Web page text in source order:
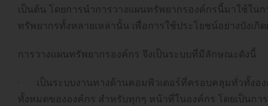
เป็นต้น โดยการนำการวางแผนทรัพยากรองค์กรนี้มาใช้ใ
ทรัพยากรทั้งหลายเหล่านั้น เพื่อการใช้ประโยชน์อย่างบังเ
การวางแผนทรัพยากรองค์กร จึงเป็นระบบที่มีลักษณะดังนี้
· เป็นระบบงานทางด้านคอมพิวเตอร์ที่ครอบคลุมทั่วทั้งอง
ทั้งหมดขององค์กร สำหรับทุกๆ หน้าที่ในองค์กร โดยเป็นก